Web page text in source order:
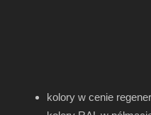
kolory w cenie